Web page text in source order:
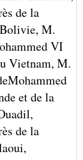
de la
M.
VI
Vietnam, M.
et de la
de la